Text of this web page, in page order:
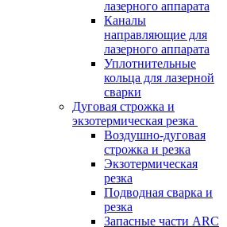
лазерного аппарата
Каналы
направляющие для
лазерного аппарата
Уплотнительные
кольца для лазерной
сварки
Дуговая строжка и
экзотермическая резка
Воздушно-дуговая
строжка и резка
Экзотермическая
резка
Подводная сварка и
резка
Запасные части ARC